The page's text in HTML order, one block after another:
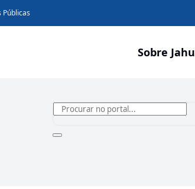
Públicas
Sobre Jahu